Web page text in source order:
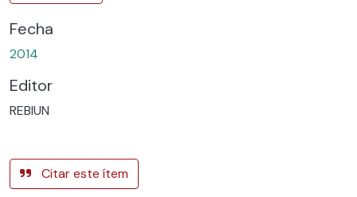
Fecha
2014
Editor
REBIUN
Citar este ítem